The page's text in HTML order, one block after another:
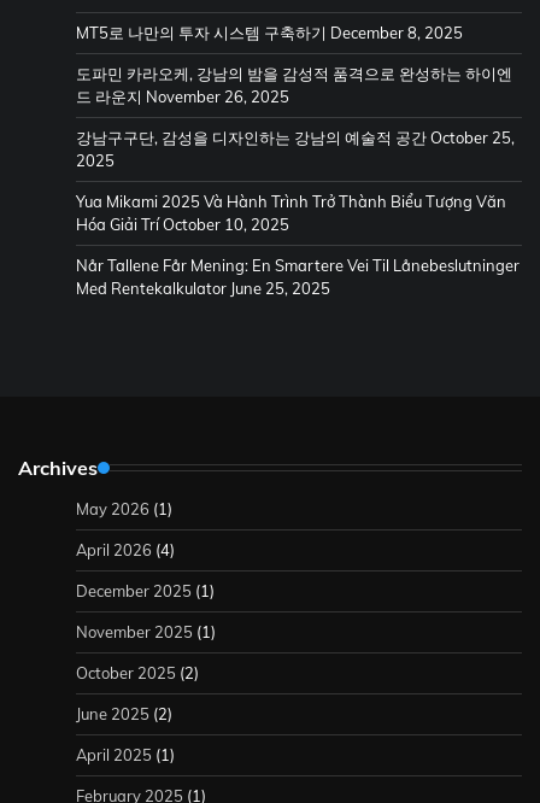
MT5로 나만의 투자 시스템 구축하기 December 8, 2025
도파민 카라오케, 강남의 밤을 감성적 품격으로 완성하는 하이엔
드 라운지 November 26, 2025
강남구구단, 감성을 디자인하는 강남의 예술적 공간October 25,
2025
Yua Mikami 2025 Và Hành Trình Trở Thành Biểu Tượng Văn
Hóa Giải TríOctober 10, 2025
Når Tallene Får Mening: En Smartere Vei Til Lånebeslutninger
Med Rentekalkulator June 25, 2025
Archives
May 2026 (1)
April 2026 (4)
December 2025 (1)
November 2025 (1)
October 2025 (2)
June 2025 (2)
April 2025 (1)
February 2025 (1)